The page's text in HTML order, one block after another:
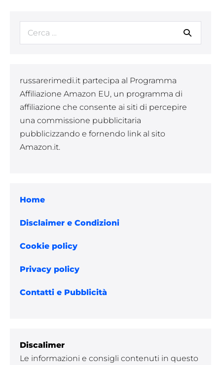
russarerimedi.it partecipa al Programma
Affiliazione Amazon EU, un programma di
affiliazione che consente ai siti di percepire
una commissione pubblicitaria
pubblicizzando e fornendo link al sito
Amazon.it.
Home
Disclaimer e Condizioni
Cookie policy
Privacy policy
Contatti e Pubblicità
Discalimer
Le informazioni e consigli contenuti in questo